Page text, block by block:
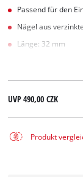
Passend für den
Nägel aus
Länge: 32 mm
UVP490,00 CZK
Produkt